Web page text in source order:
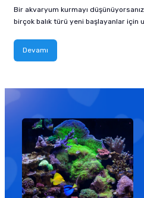
Bir akvaryum kurmayı
birçok balık türü yeni başlayanlar için
Devamı